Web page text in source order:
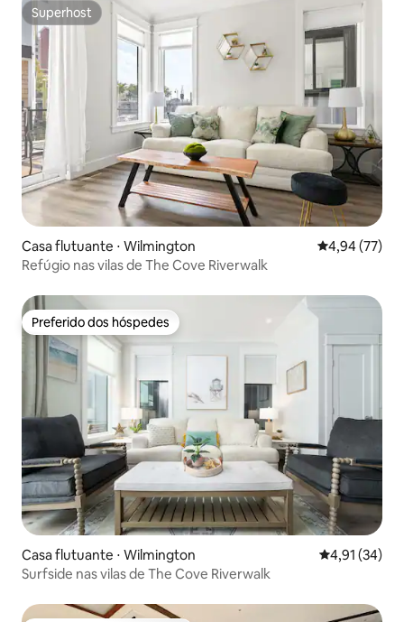
Superhost
Superhost
Casa flutuante ⋅ Wilmington 4,94 de uma
4,94 (77)
Refúgio nas vilas de The Cove Riverwalk
Preferido dos hóspedes
Preferido dos hóspedes
Casa flutuante ⋅ Wilmington 4,91 de uma
4,91 (34)
Surfside nas vilas de The Cove Riverwalk